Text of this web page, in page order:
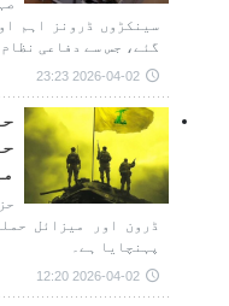
سینکڑوں ڈرونز اہم
گئے، جس سے دفاعی
2026-04-02 23:23
ڈرون اور میزائل
پہنچایا ہے۔
2026-04-02 12:20